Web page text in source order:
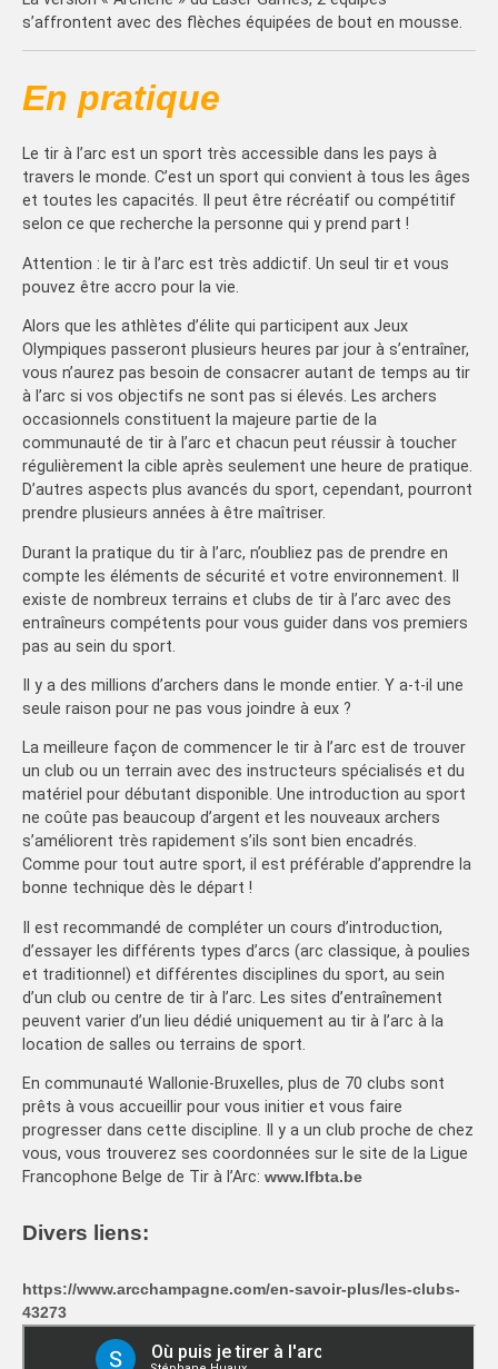
s’affrontent avec des flèches équipées de bout en mousse.
En pratique
Le tir à l’arc est un sport très accessible dans les pays à
travers le monde. C’est un sport qui convient à tous les âges
et toutes les capacités. Il peut être récréatif ou compétitif
selon ce que recherche la personne qui y prend part !
Attention : le tir à l’arc est très addictif. Un seul tir et vous
pouvez être accro pour la vie.
Alors que les athlètes d’élite qui participent aux Jeux
Olympiques passeront plusieurs heures par jour à s’entraîner,
vous n’aurez pas besoin de consacrer autant de temps au tir
à l’arc si vos objectifs ne sont pas si élevés. Les archers
occasionnels constituent la majeure partie de la
communauté de tir à l’arc et chacun peut réussir à toucher
régulièrement la cible après seulement une heure de pratique.
D’autres aspects plus avancés du sport, cependant, pourront
prendre plusieurs années à être maîtriser.
Durant la pratique du tir à l’arc, n’oubliez pas de prendre en
compte les éléments de sécurité et votre environnement. Il
existe de nombreux terrains et clubs de tir à l’arc avec des
entraîneurs compétents pour vous guider dans vos premiers
pas au sein du sport.
Il y a des millions d’archers dans le monde entier. Y a-t-il une
seule raison pour ne pas vous joindre à eux ?
La meilleure façon de commencer le tir à l’arc est de trouver
un club ou un terrain avec des instructeurs spécialisés et du
matériel pour débutant disponible. Une introduction au sport
ne coûte pas beaucoup d’argent et les nouveaux archers
s’améliorent très rapidement s’ils sont bien encadrés.
Comme pour tout autre sport, il est préférable d’apprendre la
bonne technique dès le départ !
Il est recommandé de compléter un cours d’introduction,
d’essayer les différents types d’arcs (arc classique, à poulies
et traditionnel) et différentes disciplines du sport, au sein
d’un club ou centre de tir à l’arc. Les sites d’entraînement
peuvent varier d’un lieu dédié uniquement au tir à l’arc à la
location de salles ou terrains de sport.
En communauté Wallonie-Bruxelles, plus de 70 clubs sont
prêts à vous accueillir pour vous initier et vous faire
progresser dans cette discipline. Il y a un club proche de chez
vous, vous trouverez ses coordonnées sur le site de la Ligue
Francophone Belge de Tir à l’Arc: www.lfbta.be
Divers liens:
https://www.arcchampagne.com/en-savoir-plus/les-clubs-
43273